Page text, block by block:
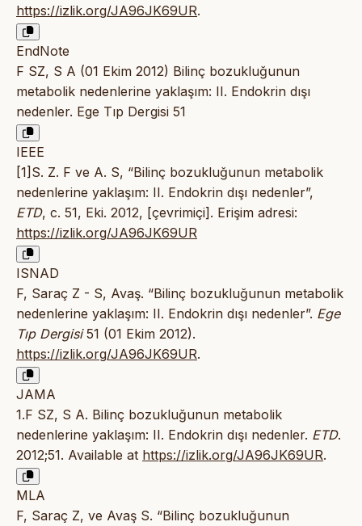
https://izlik.org/JA96JK69UR.
EndNote
F SZ, S A (01 Ekim 2012) Bilinç bozukluğunun
metabolik nedenlerine yaklaşım: II. Endokrin dışı
nedenler. Ege Tıp Dergisi 51
IEEE
[1]S. Z. F ve A. S, “Bilinç bozukluğunun metabolik
nedenlerine yaklaşım: II. Endokrin dışı nedenler”,
ETD, c. 51, Eki. 2012, [çevrimiçi]. Erişim adresi:
https://izlik.org/JA96JK69UR
ISNAD
F, Saraç Z - S, Avaş. “Bilinç bozukluğunun metabolik
nedenlerine yaklaşım: II. Endokrin dışı nedenler”. Ege
Tıp Dergisi51 (01 Ekim 2012).
https://izlik.org/JA96JK69UR.
JAMA
1.F SZ, S A. Bilinç bozukluğunun metabolik
nedenlerine yaklaşım: II. Endokrin dışı nedenler. ETD.
2012;51. Available at https://izlik.org/JA96JK69UR.
MLA
F, Saraç Z, ve Avaş S. “Bilinç bozukluğunun